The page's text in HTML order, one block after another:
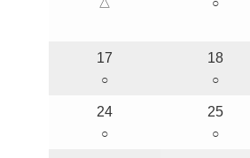
17
○
18
○
24
○
25
○